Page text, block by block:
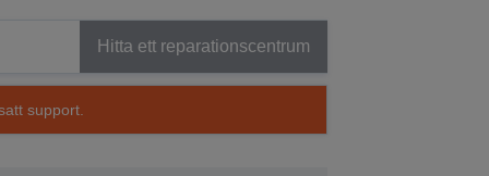
Hitta ett reparationscentrum
support.